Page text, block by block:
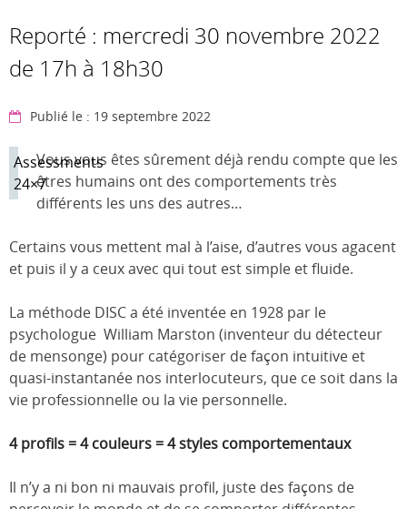
Reporté : mercredi 30 novembre 2022
de 17h à 18h30
Publié le : 19 septembre 2022
Assessments
24×7
Vous vous êtes sûrement déjà rendu compte que les
êtres humains ont des comportements très
différents les uns des autres…
Certains vous mettent mal à l’aise, d’autres vous agacent
et puis il y a ceux avec qui tout est simple et fluide.
La méthode DISC a été inventée en 1928 par le
psychologue William Marston (inventeur du détecteur
de mensonge) pour catégoriser de façon intuitive et
quasi-instantanée nos interlocuteurs, que ce soit dans la
vie professionnelle ou la vie personnelle.
4 profils = 4 couleurs = 4 styles comportementaux
Il n’y a ni bon ni mauvais profil, juste des façons de